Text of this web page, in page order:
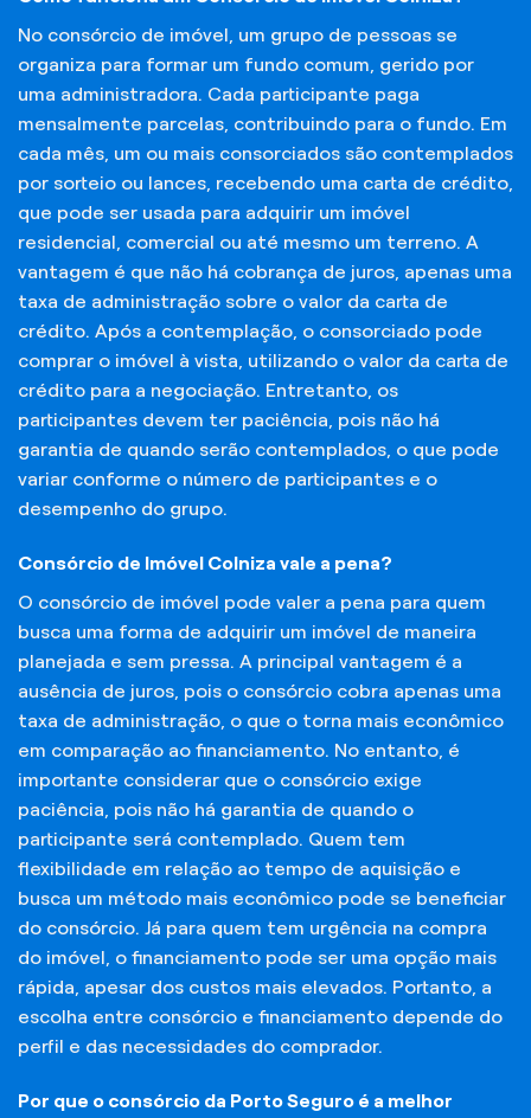
No consórcio de imóvel, um grupo de pessoas se
organiza para formar um fundo comum, gerido por
uma administradora. Cada participante paga
mensalmente parcelas, contribuindo para o fundo. Em
cada mês, um ou mais consorciados são contemplados
por sorteio ou lances, recebendo uma carta de crédito,
que pode ser usada para adquirir um imóvel
residencial, comercial ou até mesmo um terreno. A
vantagem é que não há cobrança de juros, apenas uma
taxa de administração sobre o valor da carta de
crédito. Após a contemplação, o consorciado pode
comprar o imóvel à vista, utilizando o valor da carta de
crédito para a negociação. Entretanto, os
participantes devem ter paciência, pois não há
garantia de quando serão contemplados, o que pode
variar conforme o número de participantes e o
desempenho do grupo.
Consórcio de Imóvel Colniza vale a pena?
O consórcio de imóvel pode valer a pena para quem
busca uma forma de adquirir um imóvel de maneira
planejada e sem pressa. A principal vantagem é a
ausência de juros, pois o consórcio cobra apenas uma
taxa de administração, o que o torna mais econômico
em comparação ao financiamento. No entanto, é
importante considerar que o consórcio exige
paciência, pois não há garantia de quando o
participante será contemplado. Quem tem
flexibilidade em relação ao tempo de aquisição e
busca um método mais econômico pode se beneficiar
do consórcio. Já para quem tem urgência na compra
do imóvel, o financiamento pode ser uma opção mais
rápida, apesar dos custos mais elevados. Portanto, a
escolha entre consórcio e financiamento depende do
perfil e das necessidades do comprador.
Por que o consórcio da Porto Seguro é a melhor